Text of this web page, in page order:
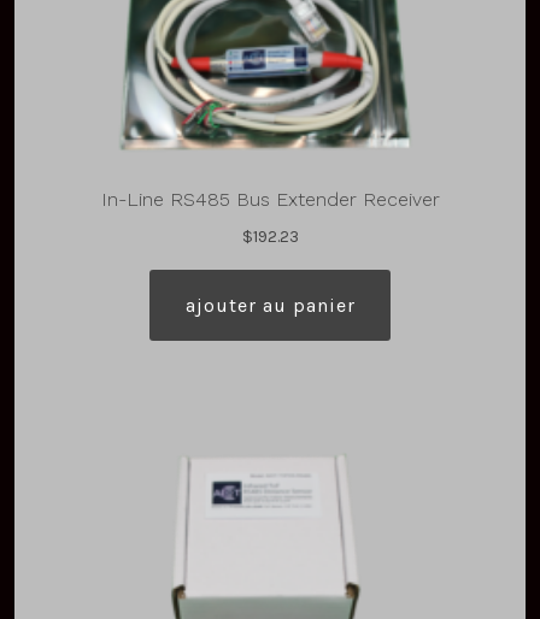
In-Line RS485 Bus Extender Receiver
$192.23
ajouter au panier